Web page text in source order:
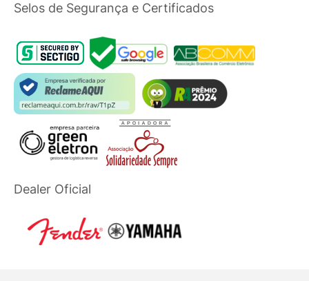
Selos de Segurança e Certificados
Dealer Oficial